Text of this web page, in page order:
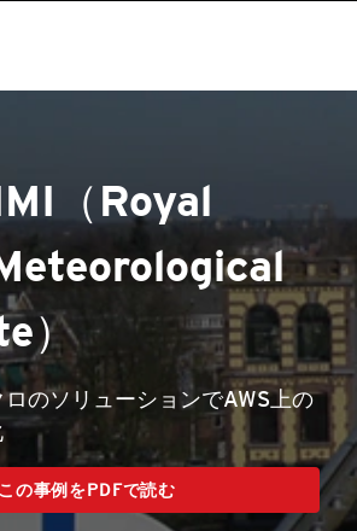
（Royal
）
ロのソリューションでAWS上の
この事例をPDFで読む